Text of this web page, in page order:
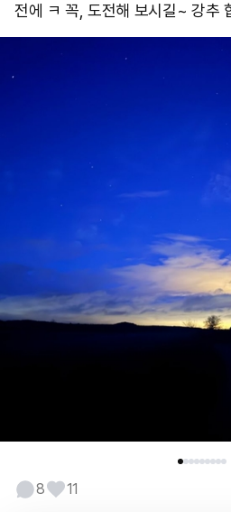
전에 ㅋ 꼭, 도전해 보시길~ 강추
8 11